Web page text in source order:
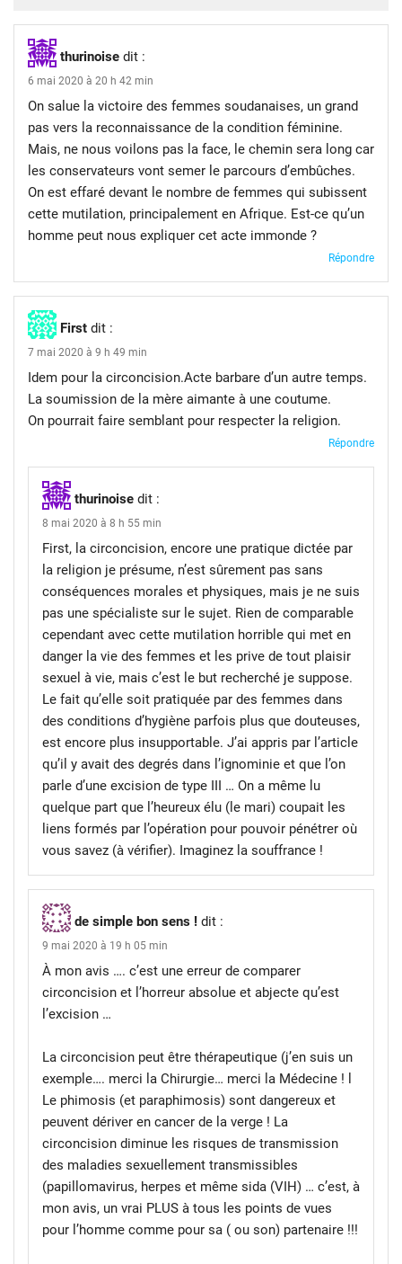
thurinoise dit :
6 mai 2020 à 20 h 42 min
On salue la victoire des femmes soudanaises, un grand
pas vers la reconnaissance de la condition féminine.
Mais, ne nous voilons pas la face, le chemin sera long car
les conservateurs vont semer le parcours d’embûches.
On est effaré devant le nombre de femmes qui subissent
cette mutilation, principalement en Afrique. Est-ce qu’un
homme peut nous expliquer cet acte immonde ?
Répondre
First dit :
7 mai 2020 à 9 h 49 min
Idem pour la circoncision.Acte barbare d’un autre temps.
La soumission de la mère aimante à une coutume.
On pourrait faire semblant pour respecter la religion.
Répondre
thurinoise dit :
8 mai 2020 à 8 h 55 min
First, la circoncision, encore une pratique dictée par
la religion je présume, n’est sûrement pas sans
conséquences morales et physiques, mais je ne suis
pas une spécialiste sur le sujet. Rien de comparable
cependant avec cette mutilation horrible qui met en
danger la vie des femmes et les prive de tout plaisir
sexuel à vie, mais c’est le but recherché je suppose.
Le fait qu’elle soit pratiquée par des femmes dans
des conditions d’hygiène parfois plus que douteuses,
est encore plus insupportable. J’ai appris par l’article
qu’il y avait des degrés dans l’ignominie et que l’on
parle d’une excision de type III … On a même lu
quelque part que l’heureux élu (le mari) coupait les
liens formés par l’opération pour pouvoir pénétrer où
vous savez (à vérifier). Imaginez la souffrance !
de simple bon sens ! dit :
9 mai 2020 à 19 h 05 min
À mon avis …. c’est une erreur de comparer
circoncision et l’horreur absolue et abjecte qu’est
l’excision …
La circoncision peut être thérapeutique (j’en suis un
exemple…. merci la Chirurgie… merci la Médecine ! l
Le phimosis (et paraphimosis) sont dangereux et
peuvent dériver en cancer de la verge ! La
circoncision diminue les risques de transmission
des maladies sexuellement transmissibles
(papillomavirus, herpes et même sida (VIH) … c’est, à
mon avis, un vrai PLUS à tous les points de vues
pour l’homme comme pour sa ( ou son) partenaire !!!